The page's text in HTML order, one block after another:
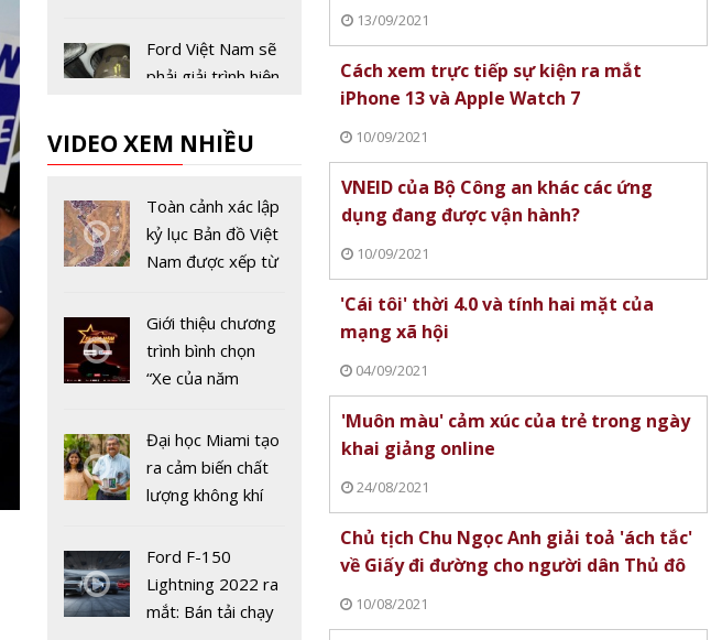
19
Ford Việt Nam sẽ
phải giải trình hiện
với Cục Đăng kiểm
trước ngày 16/3
Lái xe an toàn:
Nguyên nhân đèn
báo phanh ô tô
sáng và kinh
nghiệm lái xe cần
Vietnam Motor
xe Volvo có gì đặc
biệt
VIDEO XEM NHIỀU
Toàn cảnh xác lập
kỷ lục Bản đồ Việt
Nam được xếp từ
năm 2022
Giới thiệu chương
trình bình chọn
“Xe của năm
Đại học Miami tạo
ra cảm biến chất
lượng không khí
19
Ford F-150
Lightning 2022 ra
mắt: Bán tải chạy
13/09/2021
Cách xem trực tiếp sự kiện ra mắt
iPhone 13 và Apple Watch 7
10/09/2021
VNEID của Bộ Công an khác các ứng
dụng đang được vận hành?
10/09/2021
'Cái tôi' thời 4.0 và tính hai mặt của
mạng xã hội
04/09/2021
'Muôn màu' cảm xúc của trẻ trong ngày
khai giảng online
24/08/2021
Chủ tịch Chu Ngọc Anh giải toả 'ách tắc'
về Giấy đi đường cho người dân Thủ đô
10/08/2021